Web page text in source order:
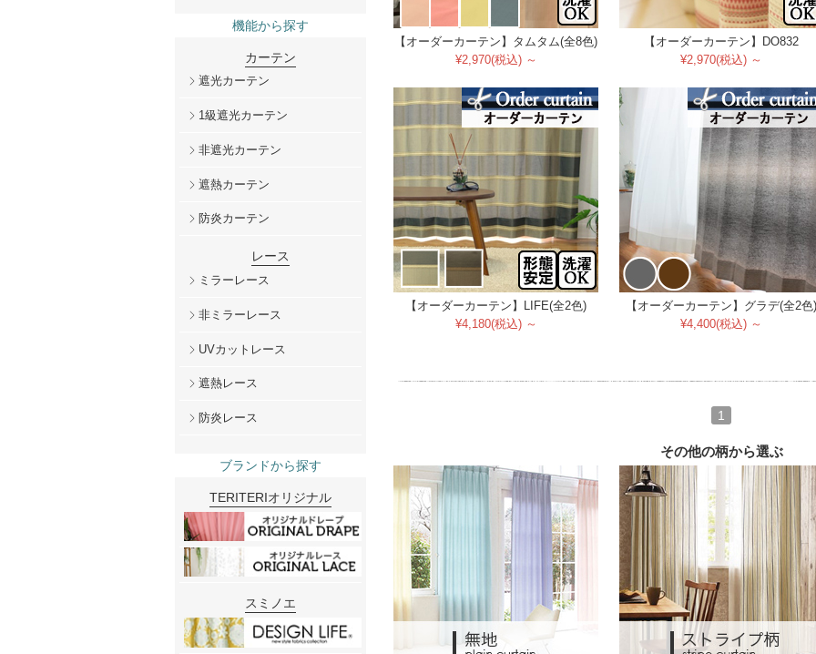
【オーダーカーテン】タムタム(全8色)
¥2,970(税込) ～
【オーダーカーテン】DO832
¥2,970(税込) ～
【オーダーカーテン】LIFE(全2色)
¥4,180(税込) ～
【オーダーカーテン】グラデ(全2色)
¥4,400(税込) ～
1
その他の柄から選ぶ
機能から探す
カーテン
遮光カーテン
1級遮光カーテン
非遮光カーテン
遮熱カーテン
防炎カーテン
レース
ミラーレース
非ミラーレース
UVカットレース
遮熱レース
防炎レース
ブランドから探す
TERITERIオリジナル
スミノエ